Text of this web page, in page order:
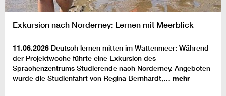
Exkursion nach Norderney: Lernen mit Meerblick
11.06.2026 Deutsch lernen mitten im Wattenmeer: Während
der Projektwoche führte eine Exkursion des
Sprachenzentrums Studierende nach Norderney. Angeboten
wurde die Studienfahrt von Regina Bernhardt,… mehr